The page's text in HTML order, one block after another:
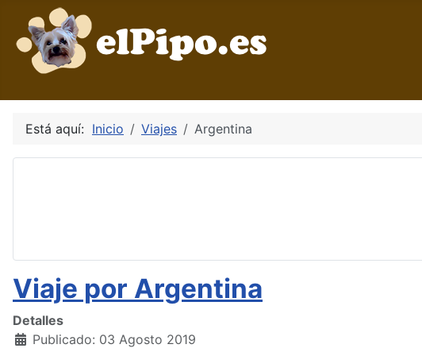
Está aquí: Inicio Viajes Argentina
Viaje por Argentina
Detalles
Publicado: 03 Agosto 2019